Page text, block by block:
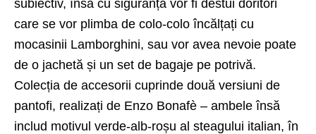
subiectiv, însă cu siguranță vor fi destui doritori
care se vor plimba de colo-colo încălțați cu
mocasinii Lamborghini, sau vor avea nevoie poate
de o jachetă și un set de bagaje pe potrivă.
Colecția de accesorii cuprinde două versiuni de
pantofi, realizați de Enzo Bonafè – ambele însă
includ motivul verde-alb-roșu al steagului italian, în